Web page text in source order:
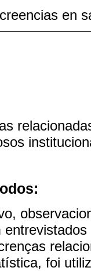
creencias en
foi